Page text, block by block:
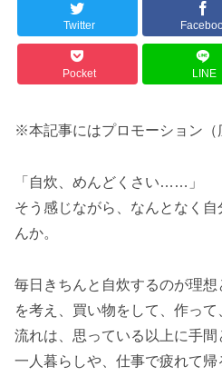
Twitter
Pocket LINE
※本記事にはプロモーション（
「自炊、めんどくさい……」
そう感じながら、なんとなく
んか。
毎日きちんと自炊するのが理
を考え、買い物をして、作っ
流れは、思っている以上に手
一人暮らしや、仕事で疲れて